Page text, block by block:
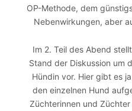
OP-Methode, dem
Nebenwirkungen, aber
Im 2. Teil des Abend
Stand der Diskussion um
Hündin vor. Hier gibt es
den einzelnen Hund
Züchterinnen und